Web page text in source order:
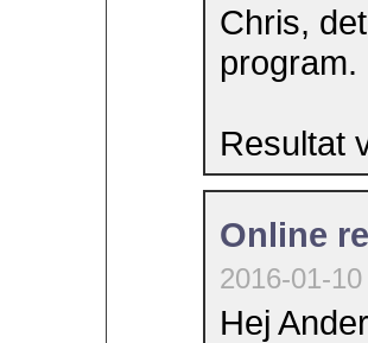
Chris,
program.
Resultat
Online
2016-01-
Hej